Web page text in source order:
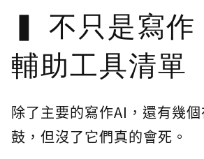
不只是寫作
輔助工具清單
除了主要的寫作AI，還有幾
鼓，但沒了它們真的會死。